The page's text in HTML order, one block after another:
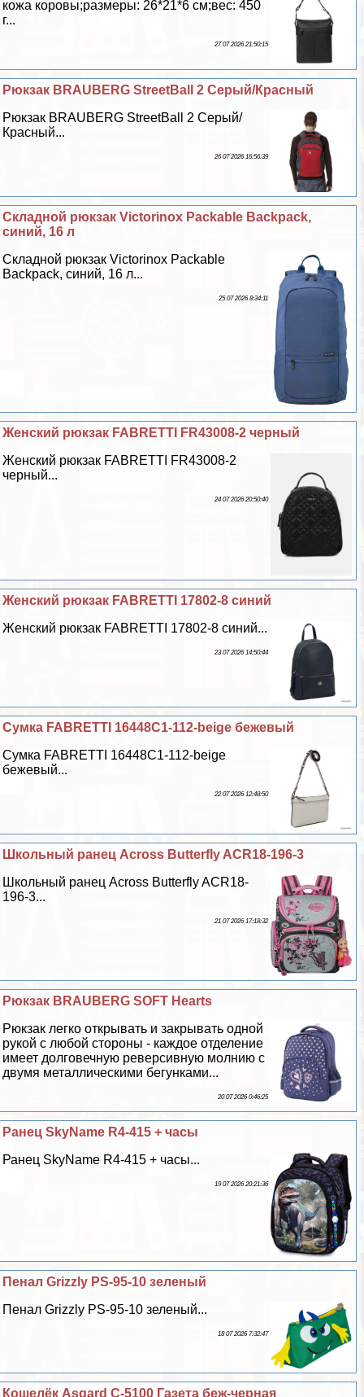
кожа коровы;размеры: 26*21*6 см;вес: 450
г...
27 07 2026 21:50:15
Рюкзак BRAUBERG StreetBall 2 Серый/Красный
Рюкзак BRAUBERG StreetBall 2 Серый/
Красный...
26 07 2026 16:56:39
Складной рюкзак Victorinox Packable Backpack,
синий, 16 л
Складной рюкзак Victorinox Packable
Backpack, синий, 16 л...
25 07 2026 8:34:11
Женский рюкзак FABRETTI FR43008-2 черный
Женский рюкзак FABRETTI FR43008-2
черный...
24 07 2026 20:50:40
Женский рюкзак FABRETTI 17802-8 синий
Женский рюкзак FABRETTI 17802-8 синий...
23 07 2026 14:50:44
Сумка FABRETTI 16448C1-112-beige бежевый
Сумка FABRETTI 16448C1-112-beige
бежевый...
22 07 2026 12:48:50
Школьный ранец Across Butterfly ACR18-196-3
Школьный ранец Across Butterfly ACR18-
196-3...
21 07 2026 17:18:32
Рюкзак BRAUBERG SOFT Hearts
Рюкзак легко открывать и закрывать одной
рукой с любой стороны - каждое отделение
имеет долговечную реверсивную молнию с
двумя металлическими бегунками...
20 07 2026 0:46:25
Ранец SkyName R4-415 + часы
Ранец SkyName R4-415 + часы...
19 07 2026 20:21:36
Пенал Grizzly PS-95-10 зеленый
Пенал Grizzly PS-95-10 зеленый...
18 07 2026 7:32:47
Кошелёк Asgard С-5100 Газета беж-черная